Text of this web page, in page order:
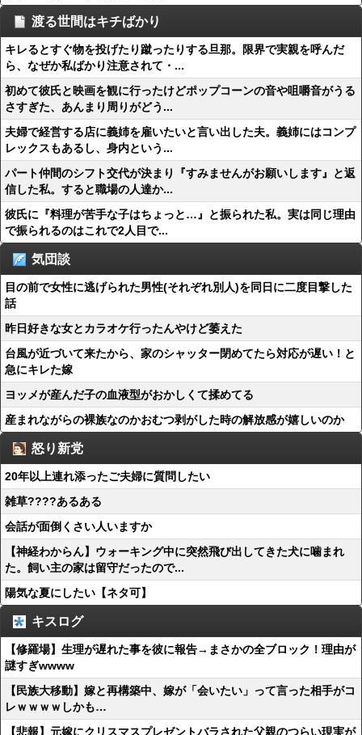
渡る世間はキチばかり
キレるとすぐ物を投げたり蹴ったりする旦那。限界で実親を呼んだ
ら、なぜか私ばかり注意されて・...
初めて彼氏と映画を観に行ったけどポップコーンの音や咀嚼音がうる
さすぎた、あんまり周りがどう...
夫婦で経営する店に義姉を雇いたいと言い出した夫。義姉にはコンプ
レックスもあるし、身内という...
パート仲間のシフト交代が決まり『すみませんがお願いします』と返
信した私。すると職場の人達か...
彼氏に『料理が苦手な子はちょっと…』と振られた私。実は同じ理由
で振られるのはこれで2人目で...
気団談
目の前で女性に逃げられた男性(それぞれ別人)を同日に二度目撃した
話
昨日好きな女とカラオケ行ったんやけど萎えた
台風が近づいて来たから、家のシャッター閉めてたら対応が遅い！と
急にキレた嫁
ヨッメが産んだ子の血液型がおかしくて揉めてる
産まれながらの裸族なのかおむつ剥がした時の解放感が嬉しいのか
怒り新党
20年以上連れ添ったご夫婦に質問したい
雑草????あるある
会話が面倒くさい人いますか
【神経わからん】ウォーキング中に突然飛び出してきた犬に噛まれ
た。飼い主の家は留守だったので...
陽気な夏にしたい【ネタ可】
キスログ
【修羅場】生理が遅れた事を彼に報告→まさかの全ブロック！理由が
謎すぎwwww
【民族大移動】嫁と再構築中、嫁が「会いたい」って言った相手がコ
レｗｗｗｗしかも…
【悲報】元嫁にクリスマスプレゼントバラされた父親のつらい現実が